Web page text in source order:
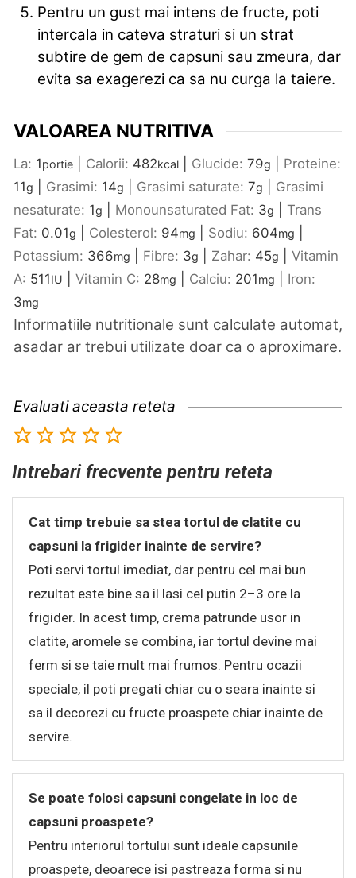
Pentru un gust mai intens de fructe, poti
intercala in cateva straturi si un strat
subtire de gem de capsuni sau zmeura, dar
evita sa exagerezi ca sa nu curga la taiere.
VALOAREA NUTRITIVA
La: 1portie Calorii: 482kcal Glucide: 79g
Proteine:
11g Grasimi: 14g Grasimi saturate: 7g
Grasimi
nesaturate: 1g Monounsaturated Fat: 3g
Trans
Fat: 0.01g Colesterol: 94mg Sodiu: 604mg
Potassium: 366mg Fibre: 3g Zahar: 45g
Vitamin
A: 511IU Vitamin C: 28mg Calciu: 201mg
Iron:
3mg
Informatiile nutritionale sunt calculate automat,
asadar ar trebui utilizate doar ca o aproximare.
Evaluati aceasta reteta
Intrebari frecvente pentru reteta
Cat timp trebuie sa stea tortul de clatite cu
capsuni la frigider inainte de servire?
Poti servi tortul imediat, dar pentru cel mai bun
rezultat este bine sa il lasi cel putin 2–3 ore la
frigider. In acest timp, crema patrunde usor in
clatite, aromele se combina, iar tortul devine mai
ferm si se taie mult mai frumos. Pentru ocazii
speciale, il poti pregati chiar cu o seara inainte si
sa il decorezi cu fructe proaspete chiar inainte de
servire.
Se poate folosi capsuni congelate in loc de
capsuni proaspete?
Pentru interiorul tortului sunt ideale capsunile
proaspete, deoarece isi pastreaza forma si nu